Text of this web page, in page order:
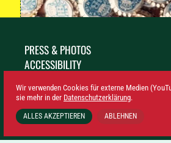
PRESS & PHOTOS
ACCESSIBILITY
LEGAL NOTICE
PRIVACY
Wir verwenden Cookies für externe Medien
sie mehr in der Datenschutzerklärung.
ALLES AKZEPTIEREN ABLEHNEN